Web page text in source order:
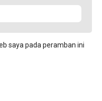
saya pada peramban ini